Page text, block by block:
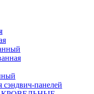
сэндвич-панелей